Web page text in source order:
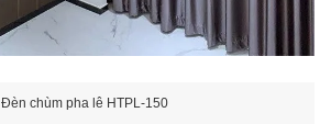
Đèn chùm pha lê HTPL-150